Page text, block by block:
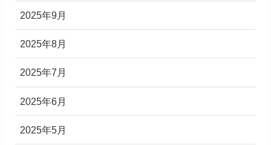
2025年9月
2025年8月
2025年7月
2025年6月
2025年5月